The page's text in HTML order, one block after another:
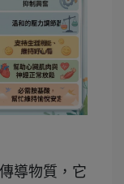
導物質，它